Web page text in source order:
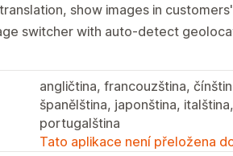
show images in
switcher with auto-detect
angličtina, francouzština,
španělština, japonština,
portugalština
Tato aplikace není přeložena